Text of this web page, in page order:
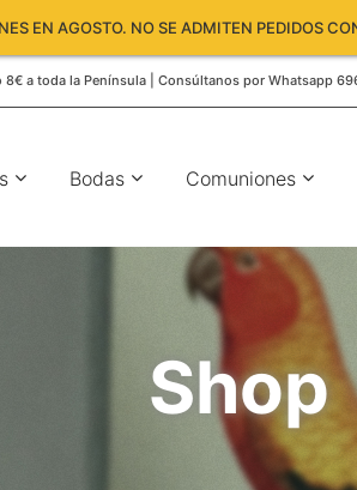
EN AGOSTO. NO SE ADMITEN PEDIDOS
8€ a toda la Península | Consúltanos por Whatsapp
Bodas Comuniones
Shop